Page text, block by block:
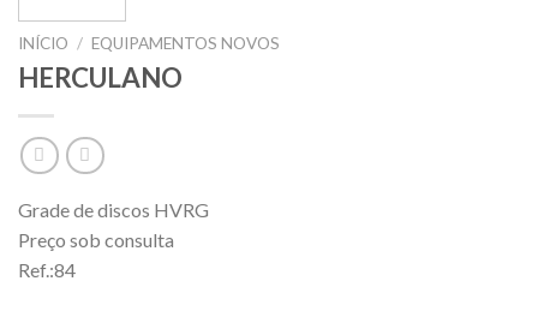
INÍCIO / EQUIPAMENTOS NOVOS
HERCULANO
Grade de discos HVRG
Preço sob consulta
Ref.:84